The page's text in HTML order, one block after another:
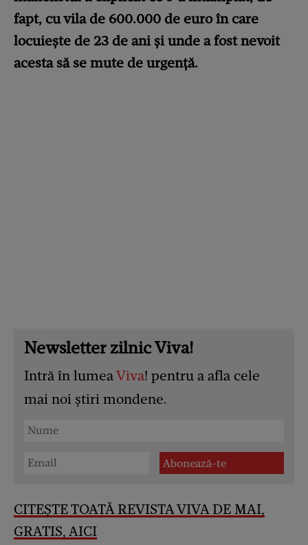
fapt, cu vila de 600.000 de euro în care
locuiește de 23 de ani și unde a fost nevoit
acesta să se mute de urgență.
Newsletter zilnic Viva!
Intră în lumeaViva! pentru a afla cele
mai noi știri mondene.
CITEȘTE TOATĂ REVISTA VIVA DE MAI,
GRATIS, AICI